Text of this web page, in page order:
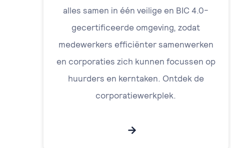
alles samen in één veilige en BIC 4.0-
gecertificeerde omgeving, zodat
medewerkers efficiënter samenwerken
en corporaties zich kunnen focussen op
huurders en kerntaken. Ontdek de
corporatiewerkplek.